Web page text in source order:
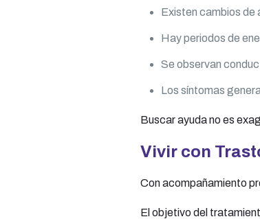
Existen cambios de
Hay periodos de
Se observan
Los síntomas
Buscar ayuda no es
Vivir con
Con acompañamiento
El objetivo del